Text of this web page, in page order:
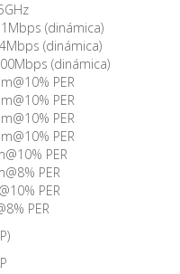
(dinámica)
(dinámica)
(dinámica)
PER
PER
PER
PER
PER
PER
PER
PER